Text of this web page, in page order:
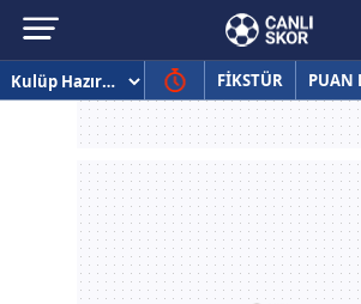
FİKSTÜR PUAN